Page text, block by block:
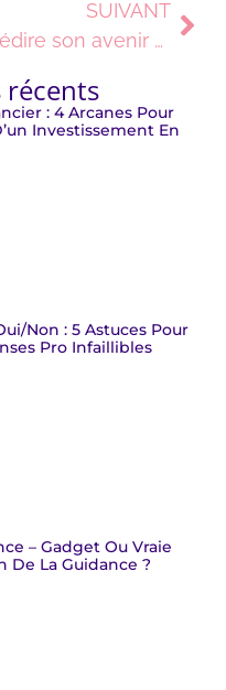
SUIVANT
Prédire son avenir professionnel grâce à l’Oracle Gé
récents
: 4 Arcanes Pour
Investissement En
non : 5 Astuces Pour
Pro Infaillibles
– Gadget Ou Vraie
De La Guidance ?